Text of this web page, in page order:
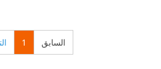
السابق 1